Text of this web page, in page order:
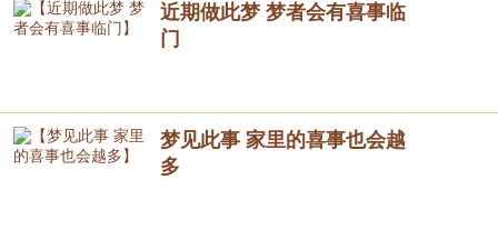
近期做此梦 梦者会有喜事临
门
梦见此事 家里的喜事也会越
多